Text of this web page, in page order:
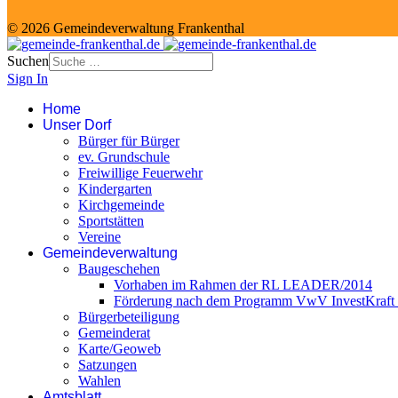
© 2026 Gemeindeverwaltung Frankenthal
Suchen
Sign In
Home
Unser Dorf
Bürger für Bürger
ev. Grundschule
Freiwillige Feuerwehr
Kindergarten
Kirchgemeinde
Sportstätten
Vereine
Gemeindeverwaltung
Baugeschehen
Vorhaben im Rahmen der RL LEADER/2014
Förderung nach dem Programm VwV
Bürgerbeteiligung
Gemeinderat
Karte/Geoweb
Satzungen
Wahlen